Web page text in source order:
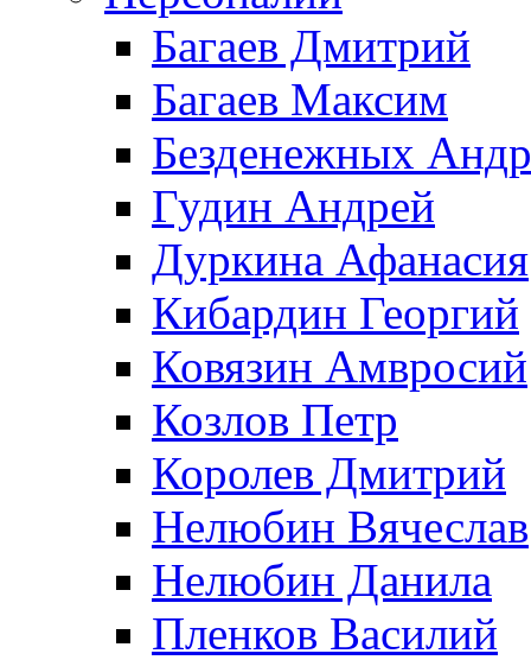
Багаев Дмитрий
Багаев Максим
Безденежных
Гудин Андрей
Дуркина Афанасия
Кибардин Георгий
Ковязин Амвросий
Козлов Петр
Королев Дмитрий
Нелюбин Вячеслав
Нелюбин Данила
Пленков Василий